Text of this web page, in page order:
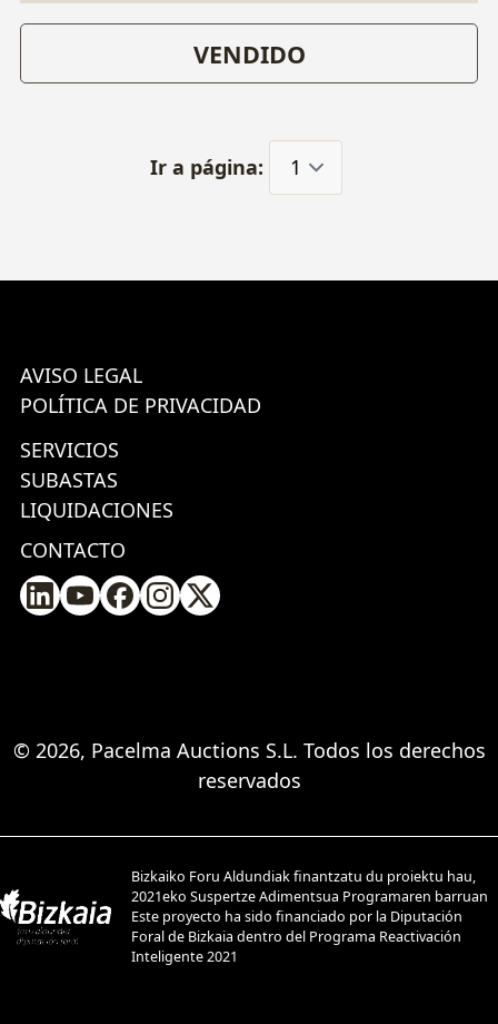
VENDIDO
Ir a página:
AVISO LEGAL
POLÍTICA DE PRIVACIDAD
SERVICIOS
SUBASTAS
LIQUIDACIONES
CONTACTO
© 2026, Pacelma Auctions S.L. Todos los derechos
reservados
Bizkaiko Foru Aldundiak finantzatu du proiektu hau,
2021eko Suspertze Adimentsua Programaren barruan
Este proyecto ha sido financiado por la Diputación
Foral de Bizkaia dentro del Programa Reactivación
Inteligente 2021